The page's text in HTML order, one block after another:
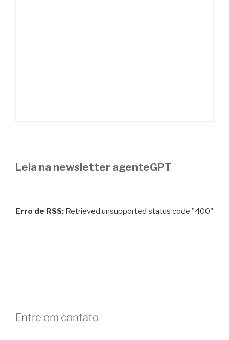
Leia na newsletter agenteGPT
Erro de RSS: Retrieved unsupported status code "400"
Entre em contato